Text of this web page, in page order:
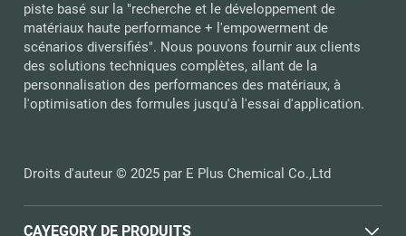
piste basé sur la "recherche et le développement de
matériaux haute performance + l'empowerment de
scénarios diversifiés". Nous pouvons fournir aux clients
des solutions techniques complètes, allant de la
personnalisation des performances des matériaux, à
l'optimisation des formules jusqu'à l'essai d'application.
Droits d'auteur © 2025 par E Plus Chemical Co.,Ltd
CAYEGORY DE PRODUITS